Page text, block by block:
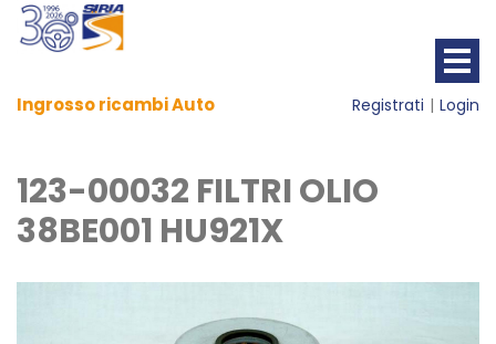
Ingrosso ricambi Auto Registrati Login
123-00032 FILTRI OLIO
38BE001 HU921X